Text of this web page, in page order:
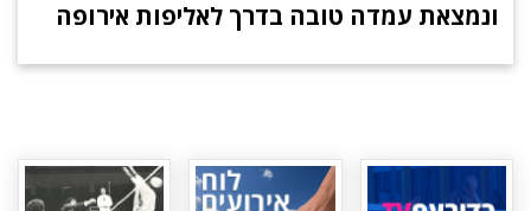
ונמצאת עמדה טובה בדרך לאליפות אירופה